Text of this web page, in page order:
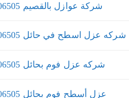
شركة عوازل بالقصيم 0502506505
شركه عزل اسطح في حائل 0502506505
شركه عزل فوم بحائل 0502506505
عزل أسطح فوم بحائل 0502506505